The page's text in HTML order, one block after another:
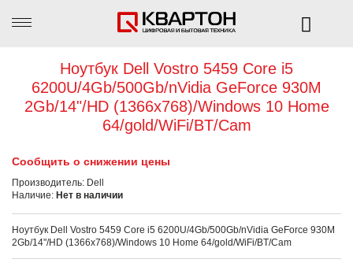
Ноутбук Dell Vostro 5459 Core i5
6200U/4Gb/500Gb/nVidia GeForce 930M
2Gb/14"/HD (1366x768)/Windows 10 Home
64/gold/WiFi/BT/Cam
Сообщить о снижении цены
Производитель: Dell
Наличие: Нет в наличии
Ноутбук Dell Vostro 5459 Core i5 6200U/4Gb/500Gb/nVidia GeForce 930M
2Gb/14"/HD (1366x768)/Windows 10 Home 64/gold/WiFi/BT/Cam